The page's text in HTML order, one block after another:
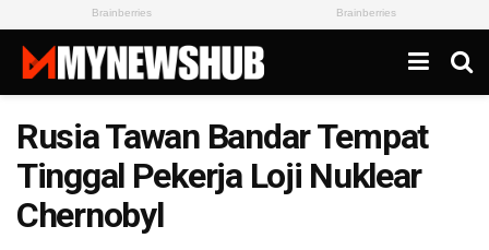
Rusia Tawan Bandar Tempat
Tinggal Pekerja Loji Nuklear
Chernobyl